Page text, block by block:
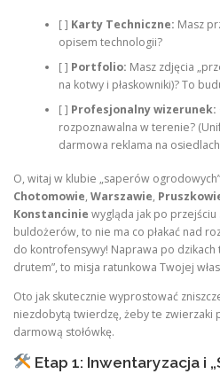
[ ] Karty Techniczne: Masz
opisem technologii?
[ ] Portfolio: Masz zdjęcia
na kotwy i płaskowniki)? To
[ ] Profesjonalny wizerunek:
rozpoznawalna w terenie?
darmowa reklama na
O, witaj w klubie „saperów
Chotomowie, Warszawie,
Konstancinie wygląda jak po
buldożerów, to nie ma co płakać nad
do kontrofensywy! Naprawa po dzikach
drutem”, to misja ratunkowa Twojej
Oto jak skutecznie wyprostować
niezdobytą twierdzę, żeby te zwierzaki
darmową stołówkę.
Etap 1: Inwentaryzacja i